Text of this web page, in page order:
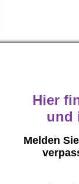
Hier
und
Melden